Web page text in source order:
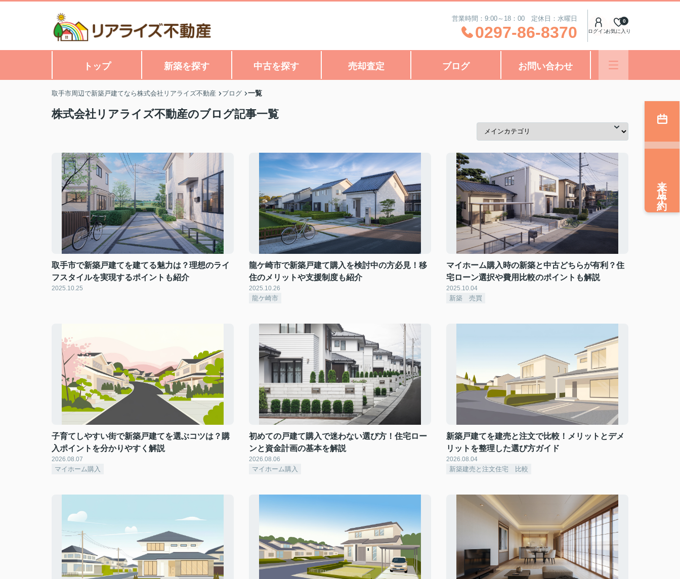
営業時間：9:00～18：00 定休日：水曜日
0297-86-8370 ログインお気に入り
0
トップ 新築を探す 中古を探す 売却査定 ブログ お問い合わせ
取手市周辺で新築戸建てなら株式会社リアライズ不動産 ブログ 一覧
株式会社リアライズ不動産のブログ記事一覧
取手市で新築戸建てを建てる魅力は？理想のライ
フスタイルを実現するポイントも紹介
2025.10.25
龍ケ崎市で新築戸建て購入を検討中の方必見！移
住のメリットや支援制度も紹介
2025.10.26
龍ケ崎市
マイホーム購入時の新築と中古どちらが有利？住
宅ローン選択や費用比較のポイントも解説
2025.10.04
新築 売買
子育てしやすい街で新築戸建てを選ぶコツは？購
入ポイントを分かりやすく解説
2026.08.07
マイホーム購入
初めての戸建て購入で迷わない選び方！住宅ロー
ンと資金計画の基本を解説
2026.08.06
マイホーム購入
新築戸建てを建売と注文で比較！メリットとデメ
リットを整理した選び方ガイド
2026.08.04
新築建売と注文住宅 比較
来店予約